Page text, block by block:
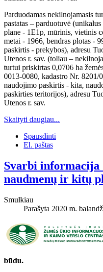
Parduodamas nekilnojamasis
pastatas – parduotuvė
plane - 1E1p, mūrinis, vietinis
metai - 1966, bendras plotas -
paskirtis - prekybos), adresu
Utenos r. sav. (toliau –
turtui priskirtas 0,0706 ha
0013-0080, kadastro Nr. 8201/
naudojimo paskirtis - kita,
paskirties teritorijos), adresu
Utenos r. sav.
Skaityti daugiau...
Spausdinti
El. paštas
Svarbi informacija
naudmenų ir kitų
Smulkiau
Parašyta 2020 m.
būdu.